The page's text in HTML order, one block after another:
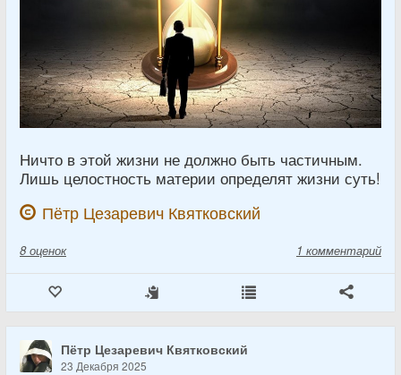
Ничто в этой жизни не должно быть частичным.
Лишь целостность материи определят жизни суть!
Пётр Цезаревич Квятковский
8 оценок 1 комментарий
Пётр Цезаревич Квятковский
23 Декабря 2025